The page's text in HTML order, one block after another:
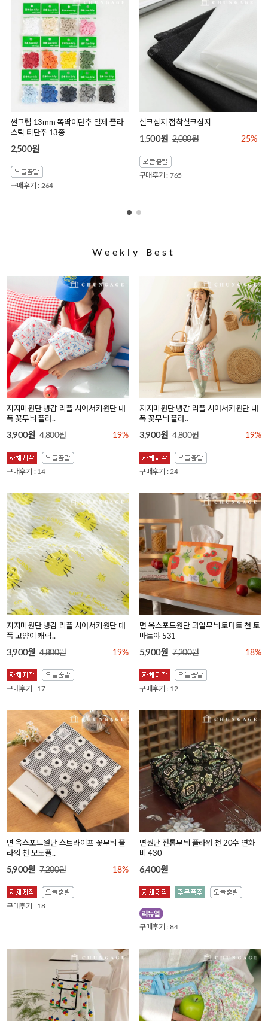
썬그립 13mm 똑딱이단추 일제 플라
스틱 티단추 13종
2,500원
구매후기 : 264
실크심지 접착실크심지
1,500원 2,000원 25%
구매후기 : 765
Weekly Best
지지미원단 냉감 리플 시어서커원단 대
폭 꽃무늬 플라..
3,900원 4,800원 19%
구매후기 : 14
지지미원단 냉감 리플 시어서커원단 대
폭 꽃무늬 플라..
3,900원 4,800원 19%
구매후기 : 24
지지미원단 냉감 리플 시어서커원단 대
폭 고양이 캐릭..
3,900원 4,800원 19%
구매후기 : 17
면 옥스포드원단 과일무늬 토마토 천 토
마토야 531
5,900원 7,200원 18%
구매후기 : 12
면 옥스포드원단 스트라이프 꽃무늬 플
라워 천 모노플..
5,900원 7,200원 18%
구매후기 : 18
면원단 전통무늬 플라워 천 20수 연화
비 430
6,400원
구매후기 : 84